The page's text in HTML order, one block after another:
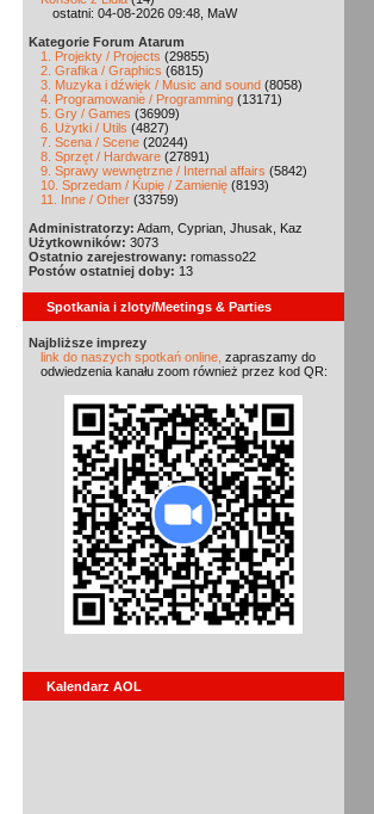
ostatni: 04-08-2026 09:48, MaW
Kategorie Forum Atarum
1. Projekty / Projects (29855)
2. Grafika / Graphics (6815)
3. Muzyka i dźwięk / Music and sound (8058)
4. Programowanie / Programming (13171)
5. Gry / Games (36909)
6. Użytki / Utils (4827)
7. Scena / Scene (20244)
8. Sprzęt / Hardware (27891)
9. Sprawy wewnętrzne / Internal affairs (5842)
10. Sprzedam / Kupię / Zamienię (8193)
11. Inne / Other (33759)
Administratorzy: Adam, Cyprian, Jhusak, Kaz
Użytkowników: 3073
Ostatnio zarejestrowany: romasso22
Postów ostatniej doby: 13
Spotkania i zloty/Meetings & Parties
Najbliższe imprezy
link do naszych spotkań online, zapraszamy do
odwiedzenia kanału zoom również przez kod QR:
Kalendarz AOL